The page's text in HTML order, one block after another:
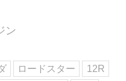
」。中でもわずか
ードスターファンが特別
抱いているこ...
ン
ロードスター
12R